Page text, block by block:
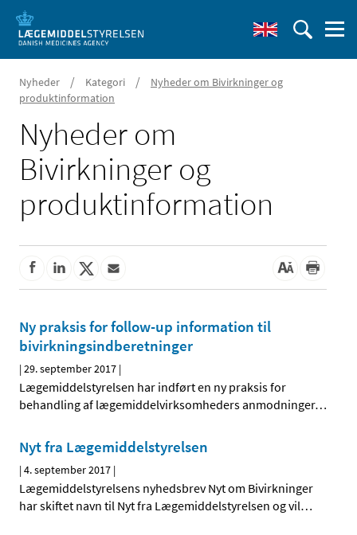
Nyheder / Kategori /
Nyheder om Bivirkninger og
produktinformation
Nyheder om
Bivirkninger og
produktinformation
Ny praksis for follow-up information til
bivirkningsindberetninger
|29. september 2017 |
Lægemiddelstyrelsen har indført en ny praksis for
behandling af lægemiddelvirksomheders anmodninger…
Nyt fra Lægemiddelstyrelsen
|4. september 2017 |
Lægemiddelstyrelsens nyhedsbrev Nyt om Bivirkninger
har skiftet navn til Nyt fra Lægemiddelstyrelsen og vil…